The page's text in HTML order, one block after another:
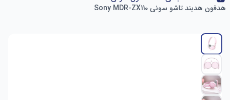
هدفون هدبند تاشو سونی Sony MDR-ZX110